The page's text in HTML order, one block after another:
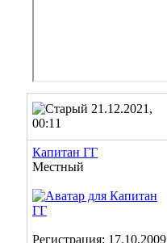
21.12.2021,
00:11
Капитан ГГ
Местный
Регистрация: 17.10.2009